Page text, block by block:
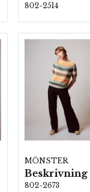
802-2514
MÖNSTER
802-2673